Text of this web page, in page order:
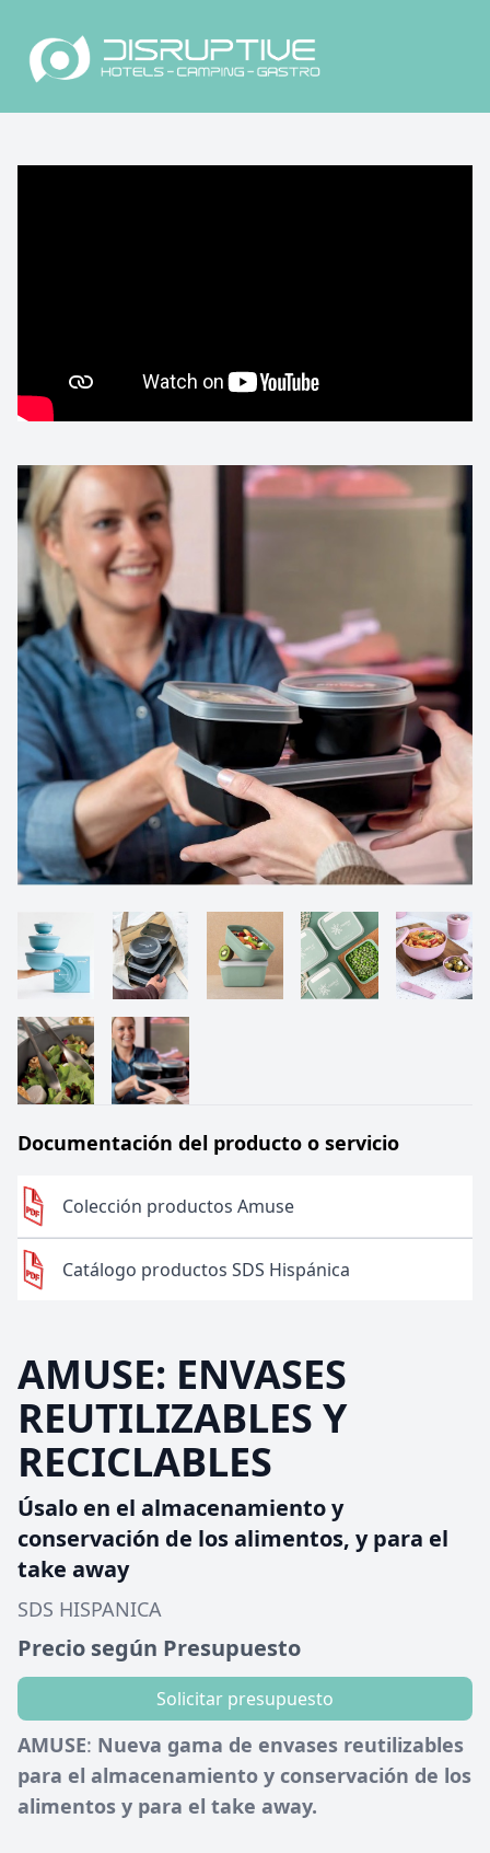
Documentación del producto o servicio
Colección productos Amuse
Catálogo productos SDS Hispánica
AMUSE: ENVASES
REUTILIZABLES Y
RECICLABLES
Úsalo en el almacenamiento y
conservación de los alimentos, y para el
take away
SDS HISPANICA
Precio según Presupuesto
Solicitar presupuesto
AMUSE: Nueva gama de envases reutilizables
para el almacenamiento y conservación de los
alimentos y para el take away.